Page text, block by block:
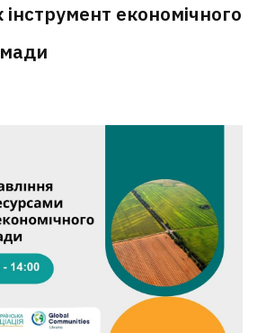
економічного